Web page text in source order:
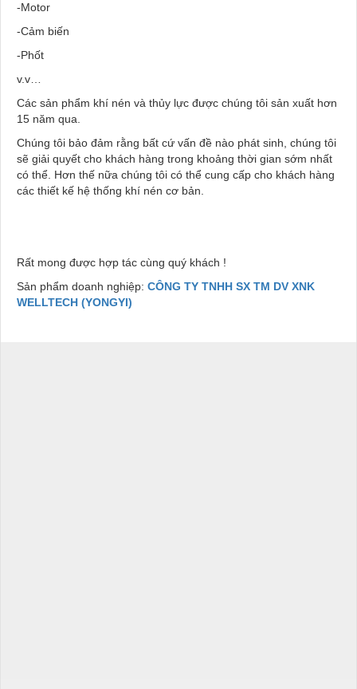
-Motor
-Cảm biến
-Phốt
v.v…
Các sản phẩm khí nén và thủy lực được chúng tôi sản xuất hơn
15 năm qua.
Chúng tôi bảo đảm rằng bất cứ vấn đề nào phát sinh, chúng tôi
sẽ giải quyết cho khách hàng trong khoảng thời gian sớm nhất
có thể. Hơn thế nữa chúng tôi có thể cung cấp cho khách hàng
các thiết kế hệ thống khí nén cơ bản.
Rất mong được hợp tác cùng quý khách !
Sản phẩm doanh nghiệp: CÔNG TY TNHH SX TM DV XNK
WELLTECH (YONGYI)